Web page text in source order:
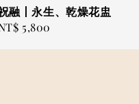
融丨永生、乾燥花盅
5,800